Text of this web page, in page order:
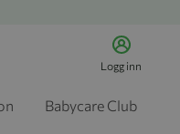
Logg inn
Babycare Club